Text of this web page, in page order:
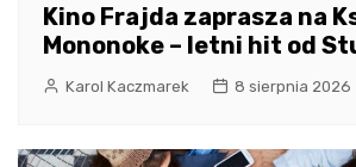
Kino Frajda zaprasza na
Mononoke – letni hit od
Karol Kaczmarek 8 sierpnia 2026